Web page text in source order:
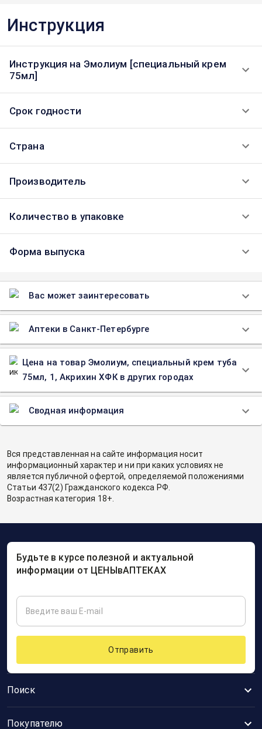
Инструкция
Инструкция на Эмолиум [специальный крем
75мл]
Срок годности
Страна
Производитель
Количество в упаковке
Форма выпуска
Вас может заинтересовать
Аптеки в Санкт-Петербурге
Цена на товар Эмолиум, специальный крем туба
75мл, 1, Акрихин ХФК в других городах
Сводная информация
Вся представленная на сайте информация носит
информационный характер и ни при каких условиях не
является публичной офертой, определяемой положениями
Статьи 437(2) Гражданского кодекса РФ.
Возрастная категория 18+.
Поиск
Покупателю
Будьте в курсе полезной и актуальной
информации от ЦЕНЫвАПТЕКАХ
Отправить